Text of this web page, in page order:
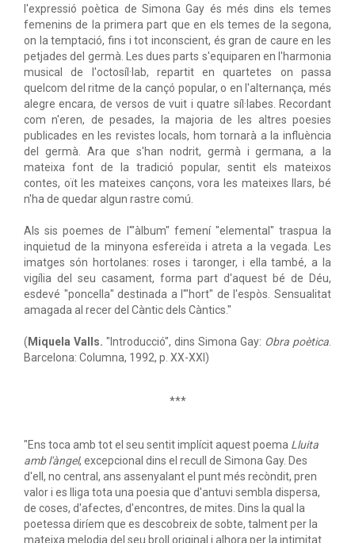
l'expressió poètica de Simona Gay és més dins els temes
femenins de la primera part que en els temes de la segona,
on la temptació, fins i tot inconscient, és gran de caure en les
petjades del germà. Les dues parts s'equiparen en l'harmonia
musical de l'octosíl·lab, repartit en quartetes on passa
quelcom del ritme de la cançó popular, o en l'alternança, més
alegre encara, de versos de vuit i quatre síl·labes. Recordant
com n'eren, de pesades, la majoria de les altres poesies
publicades en les revistes locals, hom tornarà a la influència
del germà. Ara que s'han nodrit, germà i germana, a la
mateixa font de la tradició popular, sentit els mateixos
contes, oït les mateixes cançons, vora les mateixes llars, bé
n'ha de quedar algun rastre comú.
Als sis poemes de l'"àlbum" femení "elemental" traspua la
inquietud de la minyona esfereïda i atreta a la vegada. Les
imatges són hortolanes: roses i taronger, i ella també, a la
vigília del seu casament, forma part d'aquest bé de Déu,
esdevé "poncella" destinada a l'"hort" de l'espòs. Sensualitat
amagada al recer del Càntic dels Càntics."
( Miquela Valls. "Introducció", dins Simona Gay: Obra poètica
Barcelona: Columna, 1992, p. XX-XXI)
***
"Ens toca amb tot el seu sentit implícit aquest poema Lluita
amb l'àngel, excepcional dins el recull de Simona Gay. Des
d'ell, no central, ans assenyalant el punt més recòndit, pren
valor i es lliga tota una poesia que d'antuvi sembla dispersa,
de coses, d'afectes, d'encontres, de mites. Dins la qual la
poetessa diríem que es descobreix de sobte, talment per la
mateixa melodia del seu broll original i alhora per la intimitat